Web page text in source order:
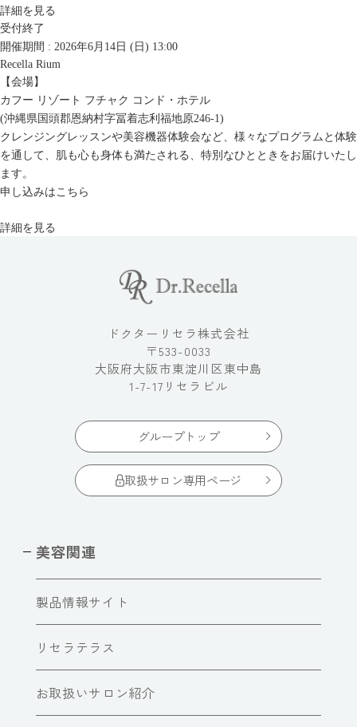
詳細を見る
受付終了
開催期間 : 2026年6月14日 (日) 13:00
Recella Rium
【会場】
カフー リゾート フチャク コンド・ホテル
(沖縄県国頭郡恩納村字冨着志利福地原246-1)
クレンジングレッスンや美容機器体験会など、様々なプログラムと体験
を通して、肌も心も身体も満たされる、特別なひとときをお届けいたし
ます。
申し込みはこちら
詳細を見る
ドクターリセラ株式会社
〒533-0033
大阪府大阪市東淀川区東中島
1-7-17リセラビル
グループトップ
取扱サロン専用ページ
美容関連
製品情報サイト
リセラテラス
お取扱いサロン紹介